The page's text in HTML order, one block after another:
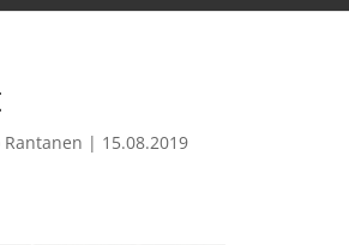
Rantanen | 15.08.2019